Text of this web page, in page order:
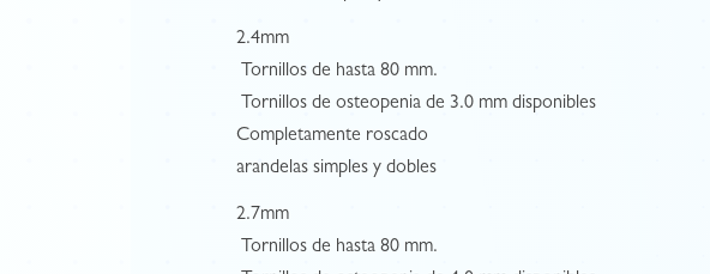
2.4mm
 Tornillos de hasta 80 mm.
 Tornillos de osteopenia de 3.0 mm disponibles
Completamente roscado
arandelas simples y dobles
2.7mm
 Tornillos de hasta 80 mm.